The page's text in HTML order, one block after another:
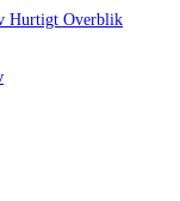
Hurtigt Overblik